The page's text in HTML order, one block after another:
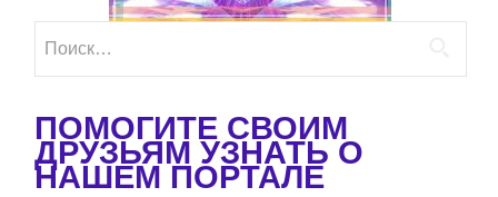
ПОМОГИТЕ СВОИМ
ДРУЗЬЯМ УЗНАТЬ О
НАШЕМ ПОРТАЛЕ